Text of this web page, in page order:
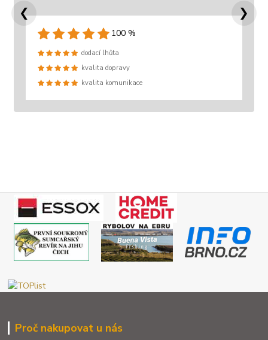
100 %
dodací lhůta
kvalita dopravy
kvalita komunikace
❮ ❯
Proč nakupovat u nás